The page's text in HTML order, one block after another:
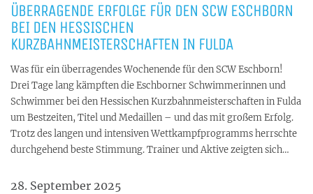
ÜBERRAGENDE ERFOLGE FÜR DEN SCW ESCHBORN
BEI DEN HESSISCHEN
KURZBAHNMEISTERSCHAFTEN IN FULDA
Was für ein überragendes Wochenende für den SCW Eschborn!
Drei Tage lang kämpften die Eschborner Schwimmerinnen und
Schwimmer bei den Hessischen Kurzbahnmeisterschaften in Fulda
um Bestzeiten, Titel und Medaillen – und das mit großem Erfolg.
Trotz des langen und intensiven Wettkampfprogramms herrschte
durchgehend beste Stimmung. Trainer und Aktive zeigten sich…
28. September 2025